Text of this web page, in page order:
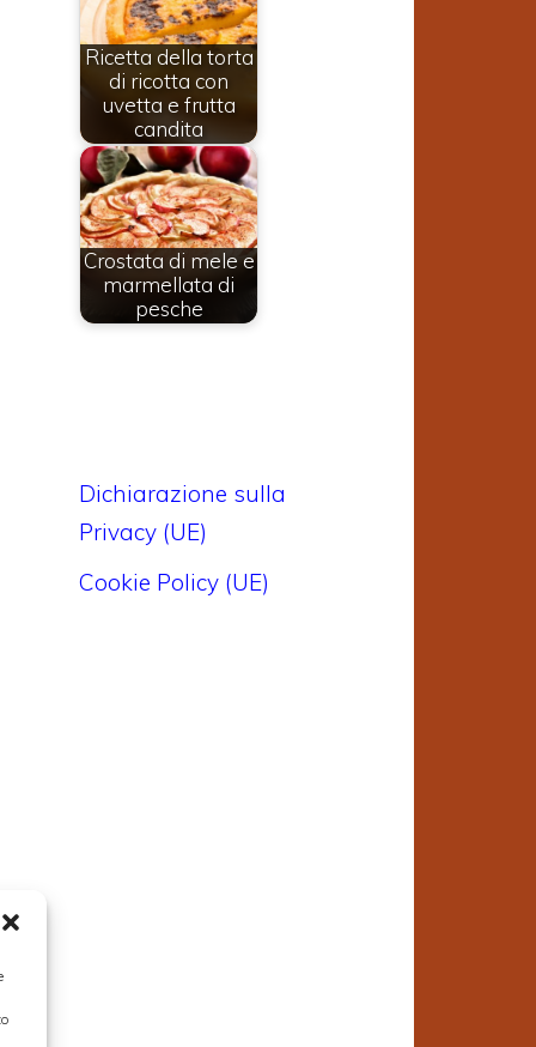
Ricetta della torta
di ricotta con
uvetta e frutta
candita
Crostata di mele e
marmellata di
pesche
Dichiarazione sulla
Privacy (UE)
Cookie Policy (UE)